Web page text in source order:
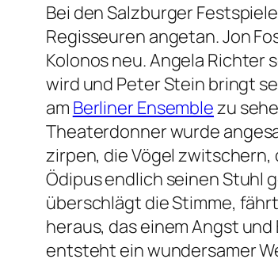
Bei den Salzburger
Regisseuren angetan. Jon
Kolonos neu. Angela Richter
wird und Peter Stein bringt
am Berliner Ensemblezu
Theaterdonner wurde
zirpen, die Vögel zwitschern,
Ödipus endlich seinen Stuhl
überschlägt die Stimme,
heraus, das einem Angst
entsteht ein wundersamer